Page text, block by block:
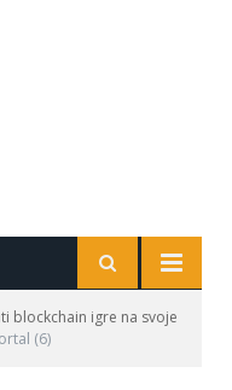
blockchain igre na svoje
(6)